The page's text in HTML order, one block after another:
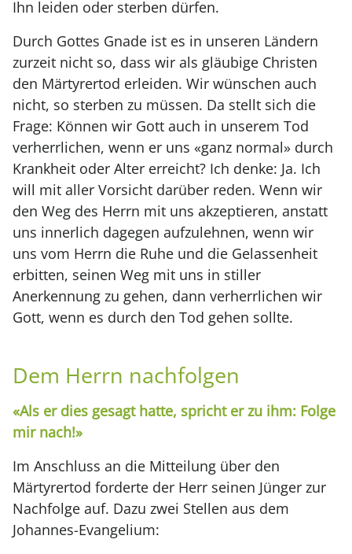
Ihn leiden oder sterben dürfen.
Durch Gottes Gnade ist es in unseren Ländern
zurzeit nicht so, dass wir als gläubige Christen
den Märtyrertod erleiden. Wir wünschen auch
nicht, so sterben zu müssen. Da stellt sich die
Frage: Können wir Gott auch in unserem Tod
verherrlichen, wenn er uns «ganz normal» durch
Krankheit oder Alter erreicht? Ich denke: Ja. Ich
will mit aller Vorsicht darüber reden. Wenn wir
den Weg des Herrn mit uns akzeptieren, anstatt
uns innerlich dagegen aufzulehnen, wenn wir
uns vom Herrn die Ruhe und die Gelassenheit
erbitten, seinen Weg mit uns in stiller
Anerkennung zu gehen, dann verherrlichen wir
Gott, wenn es durch den Tod gehen sollte.
Dem Herrn nachfolgen
«Als er dies gesagt hatte, spricht er zu ihm: Folge
mir nach!»
Im Anschluss an die Mitteilung über den
Märtyrertod forderte der Herr seinen Jünger zur
Nachfolge auf. Dazu zwei Stellen aus dem
Johannes-Evangelium: